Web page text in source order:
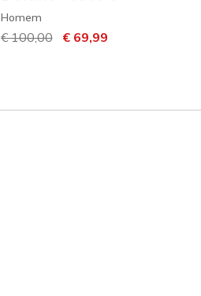
Homem
Preço com desconto de
€ 100,00para
€ 69,99